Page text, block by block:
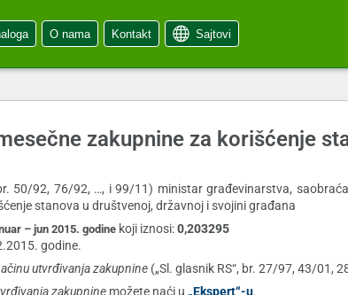
O nama Kontakt Sajtovi
zakupnine za korišćenje
50/92, 76/92, …, i 99/11) ministar građevinarstva,
stanova u društvenoj, državnoj i svojini građana
– jun 2015. godine koji iznosi:0,203295
godine.
utvrđivanja zakupnine („Sl. glasnik RS“, br. 27/97, 43/01,
zakupnine možete naći u „Ekspert“-u.